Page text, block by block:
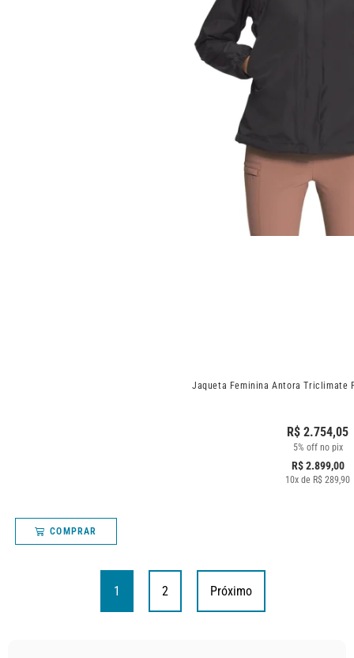
Jaqueta Feminina Antora Triclimate
R$ 2.754,05
5% off no pix
R$2.899,00
10x de R$ 289,90
COMPRAR
1 2 Próximo